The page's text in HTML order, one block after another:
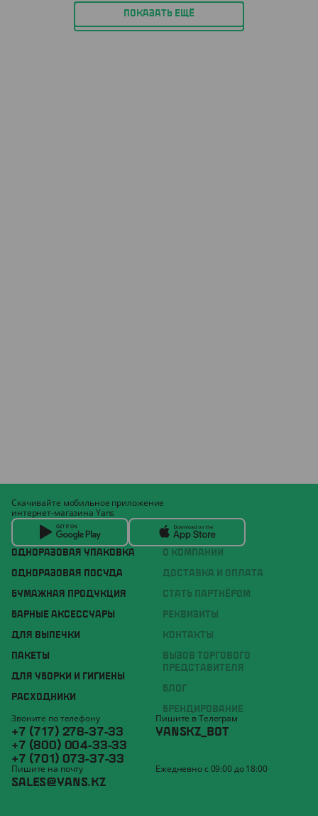
ПОКАЗАТЬ ЕЩЁ
ОДНОРАЗОВАЯ УПАКОВКА
ОДНОРАЗОВАЯ ПОСУДА
БУМАЖНАЯ ПРОДУКЦИЯ
БАРНЫЕ АКСЕССУАРЫ
ДЛЯ ВЫПЕЧКИ
ПАКЕТЫ
ДЛЯ УБОРКИ И ГИГИЕНЫ
РАСХОДНИКИ
О КОМПАНИИ
ДОСТАВКА И ОПЛАТА
СТАТЬ ПАРТНЁРОМ
РЕКВИЗИТЫ
КОНТАКТЫ
ВЫЗОВ ТОРГОВОГО
ПРЕДСТАВИТЕЛЯ
БЛОГ
БРЕНДИРОВАНИЕ
Скачивайте мобильное приложение
интернет-магазина Yans
Звоните по телефону
+7 (717) 278-37-33
+7 (800) 004-33-33
+7 (701) 073-37-33
Пишите в Телеграм
YANSKZ_BOT
Пишите на почту
SALES@YANS.KZ
Ежедневно с 09:00 до 18:00